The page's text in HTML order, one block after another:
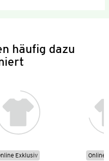
häufig dazu
Exklusiv
Online